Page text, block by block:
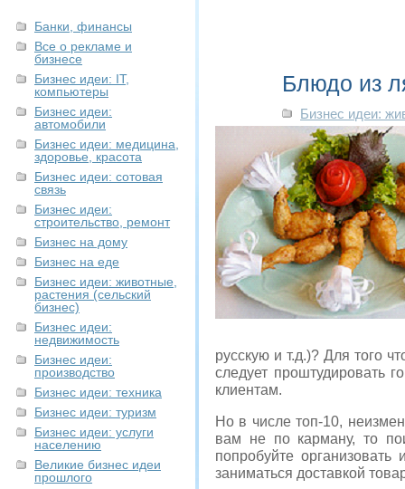
Банки, финансы
Все о рекламе и
бизнесе
Бизнес идеи: IT,
компьютеры
Бизнес идеи:
автомобили
Бизнес идеи: медицина,
здоровье, красота
Бизнес идеи: сотовая
связь
Бизнес идеи:
строительство, ремонт
Бизнес на дому
Бизнес на еде
Бизнес идеи: животные,
растения (сельский
бизнес)
Бизнес идеи:
недвижимость
Бизнес идеи:
производство
Бизнес идеи: техника
Бизнес идеи: туризм
Бизнес идеи: услуги
населению
Великие бизнес идеи
прошлого
Блюдо из
Бизнес идеи:
русскую и т.д.)? Для того
следует проштудировать
клиентам.
Но в числе топ-10,
вам не по карману, то
попробуйте
заниматься доставкой